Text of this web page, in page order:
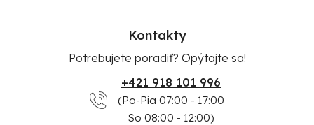
Kontakty
Potrebujete poradiť? Opýtajte sa!
+421 918 101 996
(Po-Pia 07:00 - 17:00
So 08:00 - 12:00)